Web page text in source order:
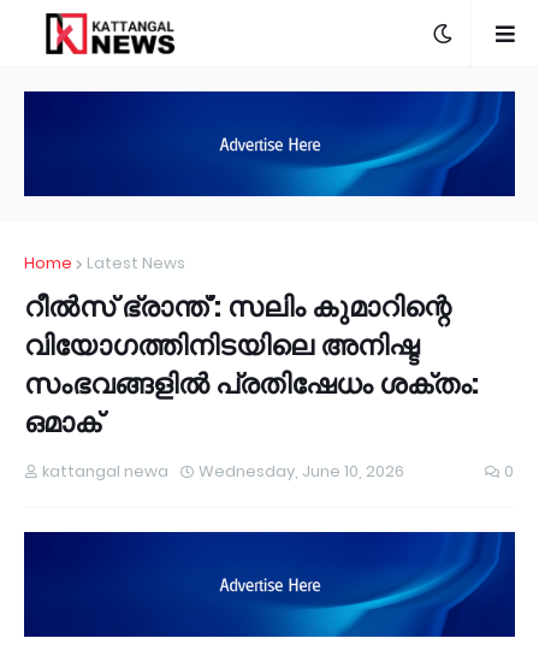
Home Latest News
റീൽസ് ഭ്രാന്ത്': സലിം കുമാറിന്റെ
വിയോഗത്തിനിടയിലെ അനിഷ്ട
സംഭവങ്ങളിൽ പ്രതിഷേധം ശക്തം:
ഒമാക്
kattangal newa Wednesday, June 10, 2026 0